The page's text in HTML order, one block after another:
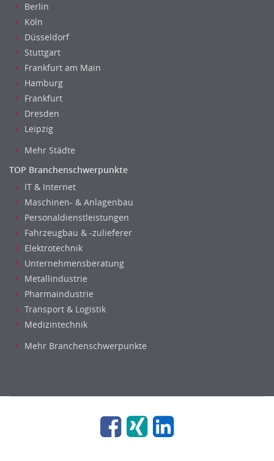
Einkauf, Materialwirtschaft & Logistik Prozessmanagement
Supply-Chain-Management
Anlagenbuchhaltung
Controlling
Debitorenbuchhaltung
Finanzbuchhaltung, Bilanzbuchhaltung
Finanzen Leitung, Teamleitung
Finanzen Prozessmanagement
Rechnungswesen
Revision
Steuern
Treasury
Wirtschaftsprüfung
Elektrik, Sanitär, Heizung, Klima
Berlin
Köln
Düsseldorf
Stuttgart
Frankfurt am Main
Hamburg
Frankfurt
Dresden
Leipzig
Mehr Städte
TOP Branchenschwerpunkte
IT & Internet
Maschinen- & Anlagenbau
Personaldienstleistungen
Fahrzeugbau & -zulieferer
Elektrotechnik
Unternehmensberatung
Metallindustrie
Pharmaindustrie
Transport & Logistik
Medizintechnik
Mehr Branchenschwerpunkte